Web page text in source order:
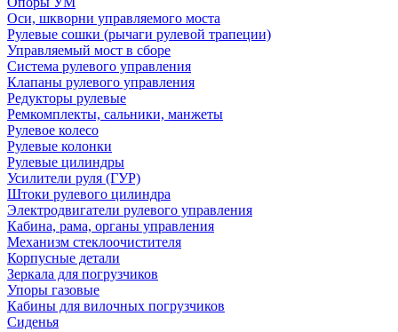
Оси, шкворни управляемого моста
Рулевые сошки (рычаги рулевой трапеции)
Управляемый мост в сборе
Система рулевого управления
Клапаны рулевого управления
Редукторы рулевые
Ремкомплекты, сальники, манжеты
Рулевое колесо
Рулевые колонки
Рулевые цилиндры
Усилители руля (ГУР)
Штоки рулевого цилиндра
Электродвигатели рулевого управления
Кабина, рама, органы управления
Механизм стеклоочистителя
Корпусные детали
Зеркала для погрузчиков
Упоры газовые
Кабины для вилочных погрузчиков
Сиденья